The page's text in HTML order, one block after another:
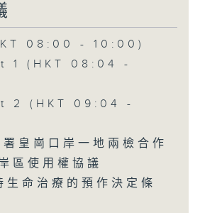
08:00 - 10:00)
1 (HKT 08:04 -
2 (HKT 09:04 -
皇崗口岸一地兩檢合作
區使用權協議
命治療的預作決定條